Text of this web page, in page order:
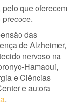
que oferecem
das
de Alzheimer,
nervoso na
Hamaoui,
e Ciências
e autora
.